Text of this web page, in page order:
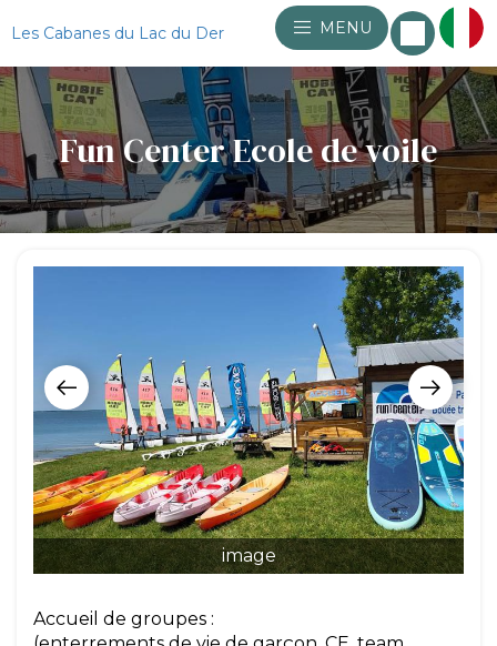
Les Cabanes du Lac du Der MENU
Fun Center Ecole de voile
image
Accueil de groupes :